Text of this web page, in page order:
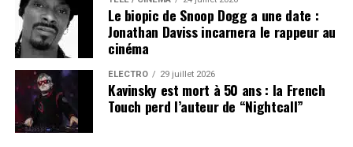
Le biopic de Snoop Dogg a une date :
Jonathan Daviss incarnera le rappeur au
cinéma
ÉLECTRO 29 juillet 2026
Kavinsky est mort à 50 ans : la French
Touch perd l’auteur de “Nightcall”